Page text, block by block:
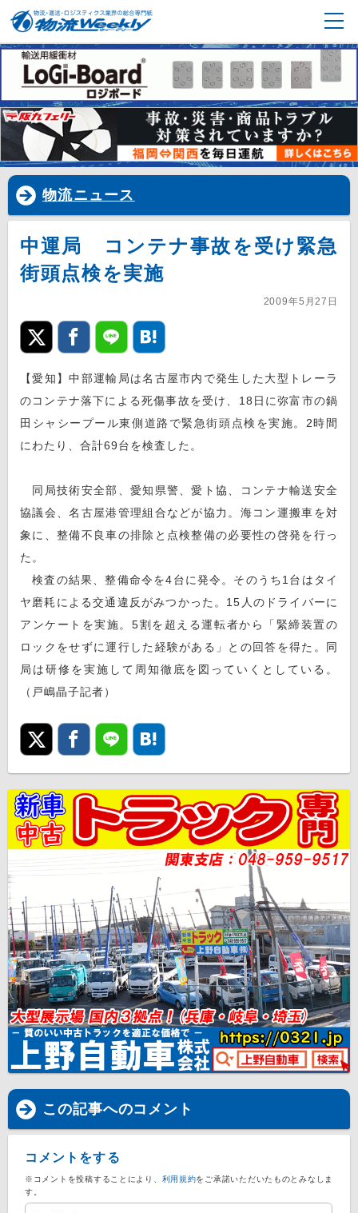
物流ニュース
中運局 コンテナ事故を受け緊急
街頭点検を実施
2009年5月27日
【愛知】中部運輸局は名古屋市内で発生した大型トレーラ
のコンテナ落下による死傷事故を受け、18日に弥富市の鍋
田シャシープール東側道路で緊急街頭点検を実施。2時間
にわたり、合計69台を検査した。
同局技術安全部、愛知県警、愛ト協、コンテナ輸送安全
協議会、名古屋港管理組合などが協力。海コン運搬車を対
象に、整備不良車の排除と点検整備の必要性の啓発を行っ
た。
検査の結果、整備命令を4台に発令。そのうち1台はタイ
ヤ磨耗による交通違反がみつかった。15人のドライバーに
アンケートを実施。5割を超える運転者から「緊締装置の
ロックをせずに運行した経験がある」との回答を得た。同
局は研修を実施して周知徹底を図っていくとしている。
（戸嶋晶子記者）
この記事へのコメント
コメントをする
※コメントを投稿することにより、 利用規約をご承諾いただいたものとみなしま
す。